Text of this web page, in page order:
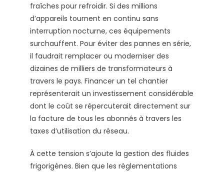
fraîches pour refroidir. Si des millions
d’appareils tournent en continu sans
interruption nocturne, ces équipements
surchauffent. Pour éviter des pannes en série,
il faudrait remplacer ou moderniser des
dizaines de milliers de transformateurs à
travers le pays. Financer un tel chantier
représenterait un investissement considérable
dont le coût se répercuterait directement sur
la facture de tous les abonnés à travers les
taxes d’utilisation du réseau.
À cette tension s’ajoute la gestion des fluides
frigorigènes. Bien que les réglementations